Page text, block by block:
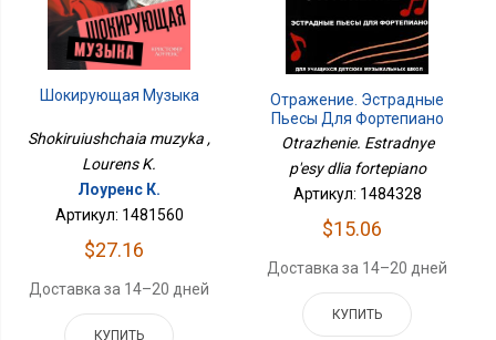
Шокирующая Музыка
Shokiruiushchaia muzyka ,
Lourens K.
Лоуренс К.
Артикул: 1481560
$27.16
Доставка за 14–20 дней
КУПИТЬ
Отражение. Эстрадные
Пьесы Для Фортепиано
Otrazhenie. Estradnye
p'esy dlia fortepiano
Артикул: 1484328
$15.06
Доставка за 14–20 дней
КУПИТЬ